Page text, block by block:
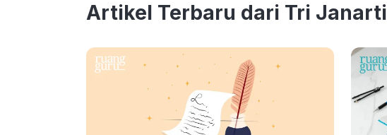
Artikel Terbaru dari Tri Janarti